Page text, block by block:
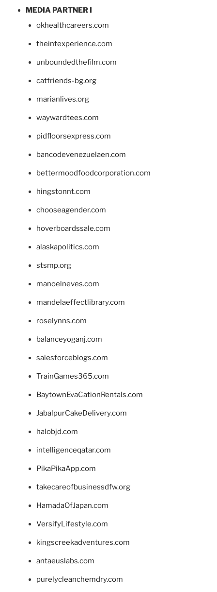
MEDIA PARTNER I
okhealthcareers.com
theintexperience.com
unboundedthefilm.com
catfriends-bg.org
marianlives.org
waywardtees.com
pidfloorsexpress.com
bancodevenezuelaen.com
bettermoodfoodcorporation.com
hingstonnt.com
chooseagender.com
hoverboardssale.com
alaskapolitics.com
stsmp.org
manoelneves.com
mandelaeffectlibrary.com
roselynns.com
balanceyoganj.com
salesforceblogs.com
TrainGames365.com
BaytownEvaCationRentals.com
JabalpurCakeDelivery.com
halobjd.com
intelligenceqatar.com
PikaPikaApp.com
takecareofbusinessdfw.org
HamadaOfJapan.com
VersifyLifestyle.com
kingscreekadventures.com
antaeuslabs.com
purelycleanchemdry.com